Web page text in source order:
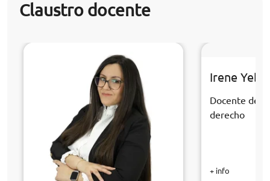
Claustro docente
Irene
Docente de
derecho
+ info